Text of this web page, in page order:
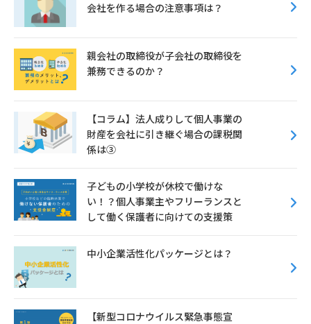
会社を作る場合の注意事項は？
親会社の取締役が子会社の取締役を
兼務できるのか？
【コラム】法人成りして個人事業の
財産を会社に引き継ぐ場合の課税関
係は③
子どもの小学校が休校で働けな
い！？個人事業主やフリーランスと
して働く保護者に向けての支援策
中小企業活性化パッケージとは？
【新型コロナウイルス緊急事態宣